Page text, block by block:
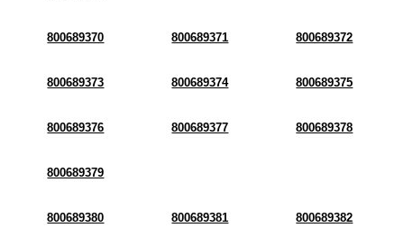
800689370 800689371 800689372
800689373 800689374 800689375
800689376 800689377 800689378
800689379
800689380 800689381 800689382